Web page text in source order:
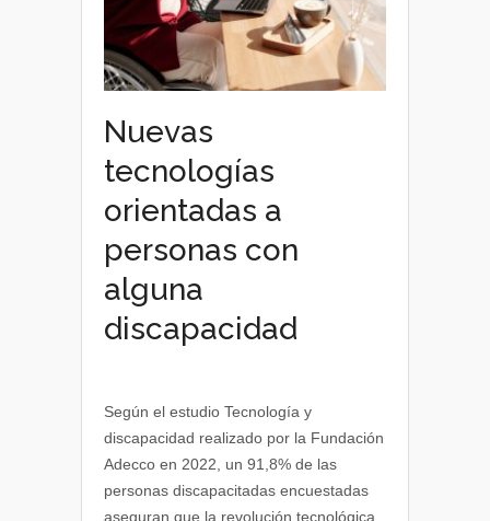
Nuevas
tecnologías
orientadas a
personas con
alguna
discapacidad
Según el estudio Tecnología y
discapacidad realizado por la Fundación
Adecco en 2022, un 91,8% de las
personas discapacitadas encuestadas
aseguran que la revolución tecnológica